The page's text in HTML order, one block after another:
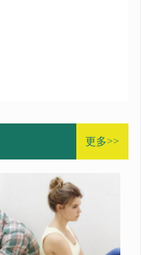
更多>>